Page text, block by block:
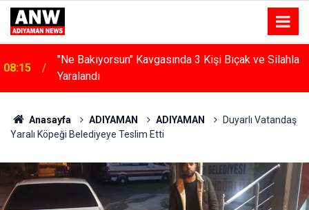
08:15
"Ne Bakıyorsun" Kavgasında 3 Kişi Bıçak ve Silahla
Yaralandı
Anasayfa ADIYAMAN ADIYAMAN
Duyarlı Vatandaş
Yaralı Köpeği Belediyeye Teslim Etti